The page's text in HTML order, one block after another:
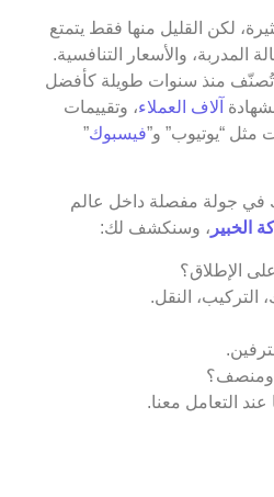
لكن القليل منها فقط يتمتع
المدربة، والأسعار التنافسية.
تُصنّف منذ سنوات طويلة كأفضل
آلاف العملاء، وتقييمات
مثل “يوتيوب” و”فيسبوك”
في جولة مفصلة داخل عالم
الخبير ، وسنكشف لك:
الإطلاق؟
التركيب، النقل.
ومنصف؟
التعامل معنا.